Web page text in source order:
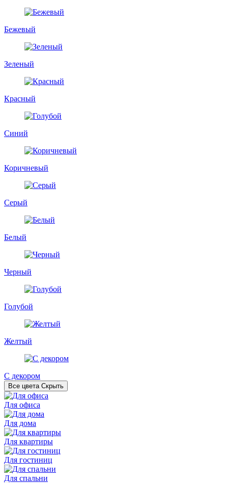
Бежевый
Зеленый
Красный
Синий
Коричневый
Серый
Белый
Черный
Голубой
Желтый
С декором
Все цвета Скрыть
Для офиса
Для дома
Для квартиры
Для гостиниц
Для спальни